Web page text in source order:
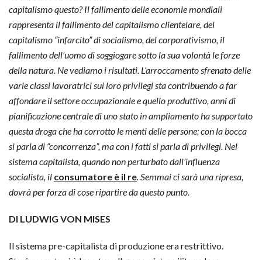
capitalismo questo? Il fallimento delle economie mondiali
rappresenta il fallimento del capitalismo clientelare, del
capitalismo “infarcito” di socialismo, del corporativismo, il
fallimento dell’uomo di soggiogare sotto la sua volontà le forze
della natura. Ne vediamo i risultati. L’arroccamento sfrenato delle
varie classi lavoratrici sui loro privilegi sta contribuendo a far
affondare il settore occupazionale e quello produttivo, anni di
pianificazione centrale di uno stato in ampliamento ha supportato
questa droga che ha corrotto le menti delle persone; con la bocca
si parla di “concorrenza”, ma con i fatti si parla di privilegi. Nel
sistema capitalista, quando non perturbato dall’influenza
socialista, il consumatore è il re. Semmai ci sarà una ripresa,
dovrà per forza di cose ripartire da questo punto.
DI LUDWIG VON MISES
Il sistema pre-capitalista di produzione era restrittivo.